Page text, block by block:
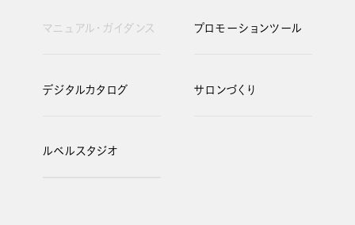
マニュアル・ガイダンス プロモーションツール
デジタルカタログ サロンづくり
ルベルスタジオ